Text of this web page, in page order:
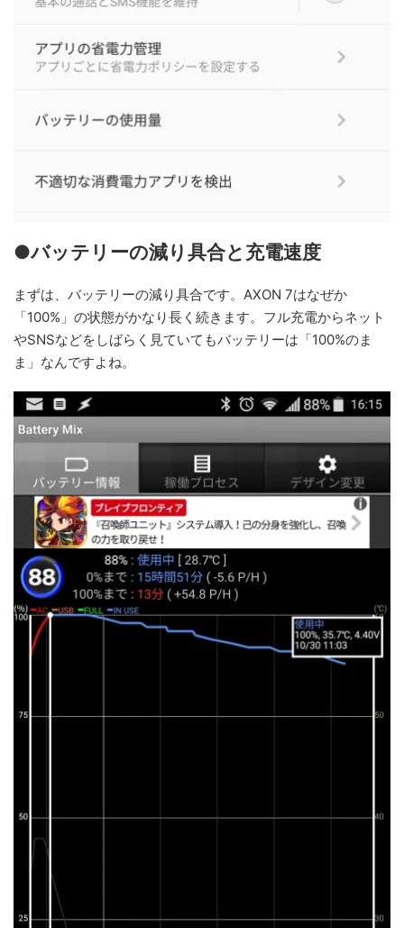
●バッテリーの減り具合と充電速度
まずは、バッテリーの減り具合です。AXON 7はなぜか
「100%」の状態がかなり長く続きます。フル充電からネット
やSNSなどをしばらく見ていてもバッテリーは「100%のま
ま」なんですよね。